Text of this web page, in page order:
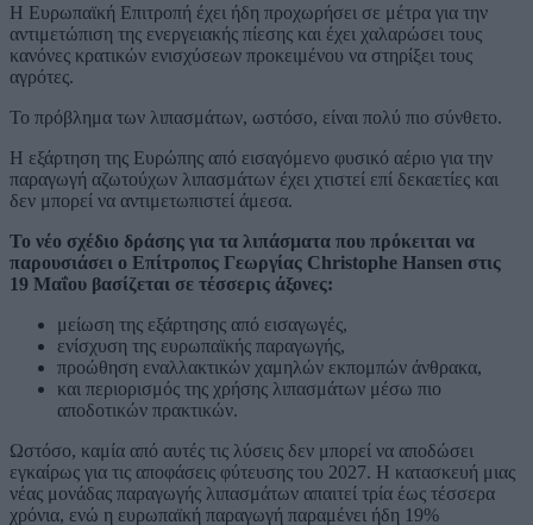
Η Ευρωπαϊκή Επιτροπή έχει ήδη προχωρήσει σε μέτρα για την
αντιμετώπιση της ενεργειακής πίεσης και έχει χαλαρώσει τους
κανόνες κρατικών ενισχύσεων προκειμένου να στηρίξει τους
αγρότες.
Το πρόβλημα των λιπασμάτων, ωστόσο, είναι πολύ πιο σύνθετο.
Η εξάρτηση της Ευρώπης από εισαγόμενο φυσικό αέριο για την
παραγωγή αζωτούχων λιπασμάτων έχει χτιστεί επί δεκαετίες και
δεν μπορεί να αντιμετωπιστεί άμεσα.
Το νέο σχέδιο δράσης για τα λιπάσματα που πρόκειται να
παρουσιάσει ο Επίτροπος Γεωργίας Christophe Hansen στις
19 Μαΐου βασίζεται σε τέσσερις άξονες:
μείωση της εξάρτησης από εισαγωγές,
ενίσχυση της ευρωπαϊκής παραγωγής,
προώθηση εναλλακτικών χαμηλών εκπομπών άνθρακα,
και περιορισμός της χρήσης λιπασμάτων μέσω πιο
αποδοτικών πρακτικών.
Ωστόσο, καμία από αυτές τις λύσεις δεν μπορεί να αποδώσει
εγκαίρως για τις αποφάσεις φύτευσης του 2027. Η κατασκευή μιας
νέας μονάδας παραγωγής λιπασμάτων απαιτεί τρία έως τέσσερα
χρόνια, ενώ η ευρωπαϊκή παραγωγή παραμένει ήδη 19%